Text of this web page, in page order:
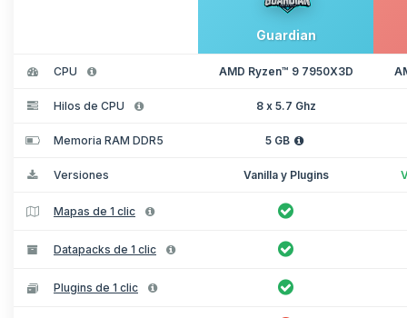
Guardian
CPU AMD Ryzen™ 9 7950X3D
Hilos de CPU 8 x 5.7 Ghz
Memoria RAM DDR5 5 GB
Versiones Vanilla y Plugins
Mapas de 1 clic
Datapacks de 1 clic
Plugins de 1 clic